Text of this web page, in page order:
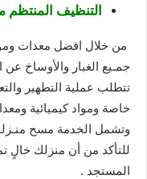
التنظيف المنتظم
من خلال افضل معدات
جمـيع الغبار والأوساخ
تتطلب عملية التطهير
خاصة ومواد كيميائية
وتشمل الخدمة مسح
للتأكد من أن منزلك خالٍ
المستجد .